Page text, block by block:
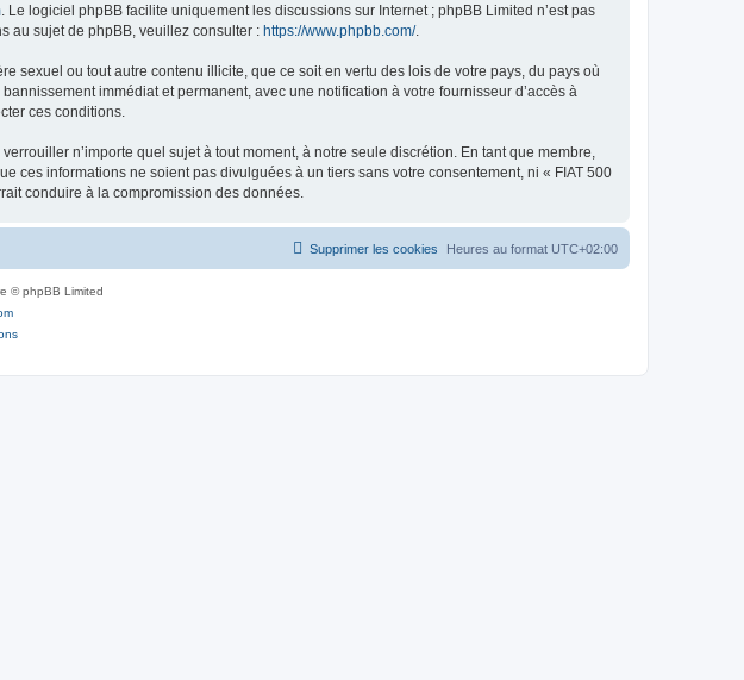
. Le logiciel phpBB facilite uniquement les discussions sur Internet ; phpBB Limited n’est pas
au sujet de phpBB, veuillez consulter : https://www.phpbb.com/.
sexuel ou tout autre contenu illicite, que ce soit en vertu des lois de votre pays, du pays où
immédiat et permanent, avec une notification à votre fournisseur d’accès à
ces conditions.
n’importe quel sujet à tout moment, à notre seule discrétion. En tant que membre,
ces informations ne soient pas divulguées à un tiers sans votre consentement, ni « FIAT 500
conduire à la compromission des données.
Heures au format UTC+02:00
Supprimer les cookies
© phpBB Limited